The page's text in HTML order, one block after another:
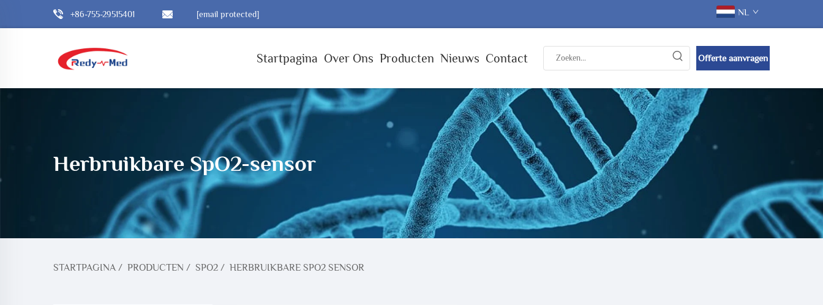
+86-755-29515401 [email protected] NL
Startpagina Over Ons Producten Nieuws Contact Offerte aanvragen
Herbruikbare SpO2-sensor
STARTPAGINA/ PRODUCTEN / SPO2 / HERBRUIKBARE SPO2 SENSOR